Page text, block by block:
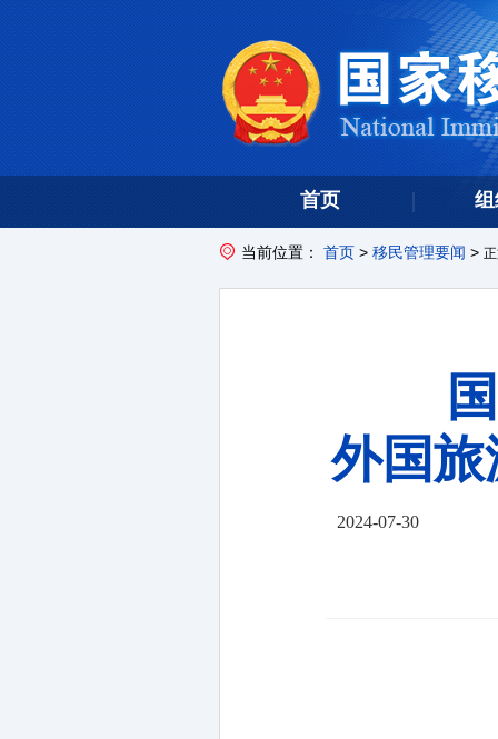
首页
当前位置： 首页> 移民管理要闻 >
外国旅
2024-07-30